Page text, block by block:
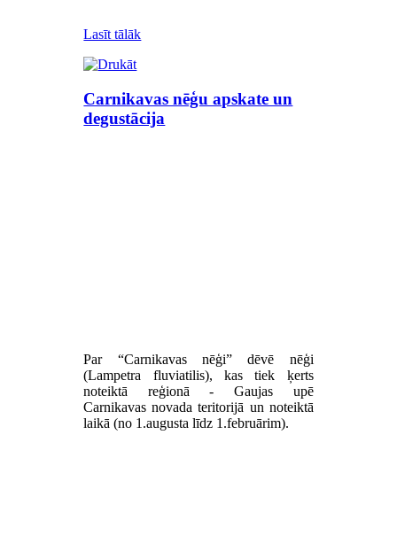
Lasīt tālāk
Carnikavas nēģu apskate un
degustācija
Par “Carnikavas nēģi” dēvē nēģi
(Lampetra fluviatilis), kas tiek ķerts
noteiktā reģionā - Gaujas upē
Carnikavas novada teritorijā un noteiktā
laikā (no 1.augusta līdz 1.februārim).